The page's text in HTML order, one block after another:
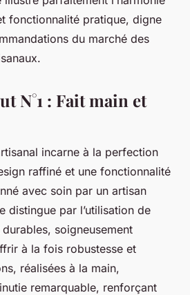
fonctionnalité pratique, digne
du marché des
N°1 : Fait main et
incarne à la perfection
raffiné et une fonctionnalité
avec soin par un artisan
distingue par l’utilisation de
soigneusement
à la fois robustesse et
réalisées à la main,
remarquable, renforçant